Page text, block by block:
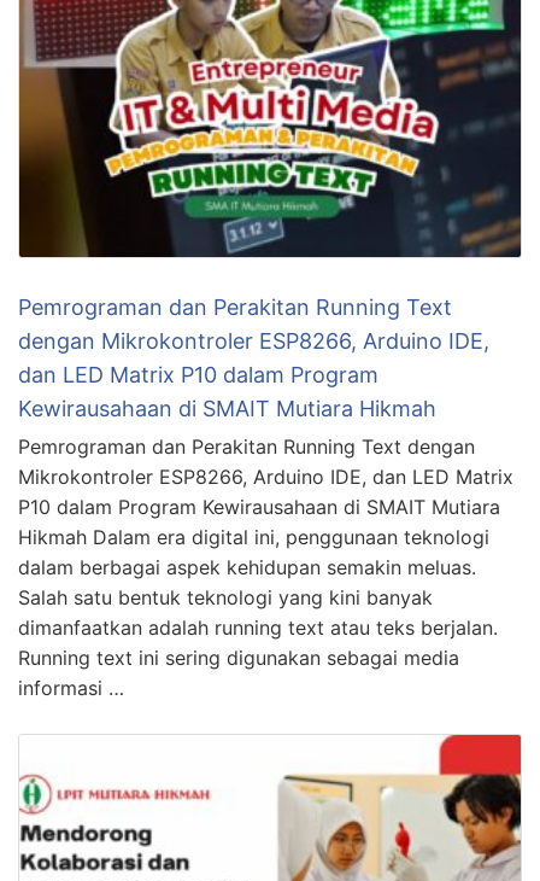
Pemrograman dan Perakitan Running Text
dengan Mikrokontroler ESP8266, Arduino IDE,
dan LED Matrix P10 dalam Program
Kewirausahaan di SMAIT Mutiara Hikmah
Pemrograman dan Perakitan Running Text dengan
Mikrokontroler ESP8266, Arduino IDE, dan LED Matrix
P10 dalam Program Kewirausahaan di SMAIT Mutiara
Hikmah Dalam era digital ini, penggunaan teknologi
dalam berbagai aspek kehidupan semakin meluas.
Salah satu bentuk teknologi yang kini banyak
dimanfaatkan adalah running text atau teks berjalan.
Running text ini sering digunakan sebagai media
informasi …